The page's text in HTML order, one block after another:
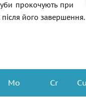
прокочують при
після його завершення.
Мо Cr Cu